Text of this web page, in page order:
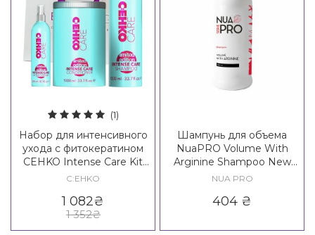
(1)
Набор для интенсивного
ухода с фитокератином
CEHKO Intense Care Kit
(BIG)
C:EHKO
1 082₴
1 352₴
Шампунь для объема
NuaPRO Volume With
Arginine Shampoo New
Formula
NUA PRO
404 ₴